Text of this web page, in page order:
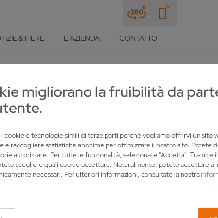
migliorano la fruibilità da
i cookie e tecnologie simili di terze parti perché vogliamo offrirvi un sito
e raccogliere statistiche anonime per ottimizzare il nostro sito. Potete
autorizzare. Per tutte le funzionalità, selezionate "Accetta". Tramite
scegliere quali cookie accettare. Naturalmente, potete accettare
necessari. Per ulteriori informazioni, consultate la nostra
& FIERE L'AZIENDA CONTATTO
ALLA CONCORRENZA
DI VOLLMER
o il metallo, della cura degli utensili o della produzione: